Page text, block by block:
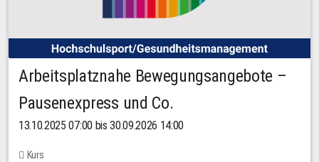
Arbeitsplatznahe Bewegungsangebote –
Pausenexpress und Co.
13.10.2025 07:00 bis 30.09.2026 14:00
Kurs